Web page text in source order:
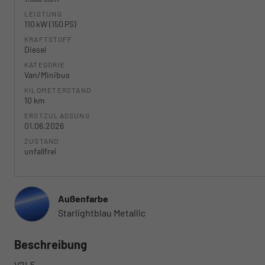
LEISTUNG
110 kW (150 PS)
KRAFTSTOFF
Diesel
KATEGORIE
Van/Minibus
KILOMETERSTAND
10 km
ERSTZULASSUNG
01.06.2026
ZUSTAND
unfallfrei
Außenfarbe
Starlightblau Metallic
Beschreibung